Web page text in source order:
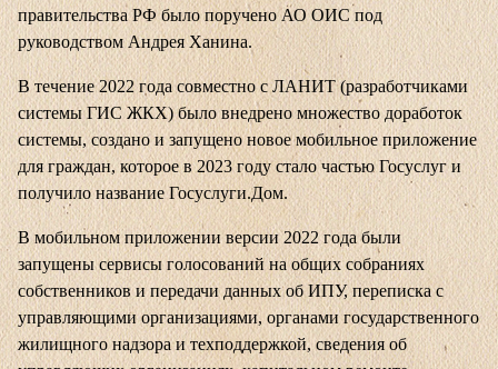
правительства РФ было поручено АО ОИС под
руководством Андрея Ханина.
В течение 2022 года совместно с ЛАНИТ (разработчиками
системы ГИС ЖКХ) было внедрено множество доработок
системы, создано и запущено новое мобильное приложение
для граждан, которое в 2023 году стало частью Госуслуг и
получило название Госуслуги.Дом.
В мобильном приложении версии 2022 года были
запущены сервисы голосований на общих собраниях
собственников и передачи данных об ИПУ, переписка с
управляющими организациями, органами государственного
жилищного надзора и техподдержкой, сведения об